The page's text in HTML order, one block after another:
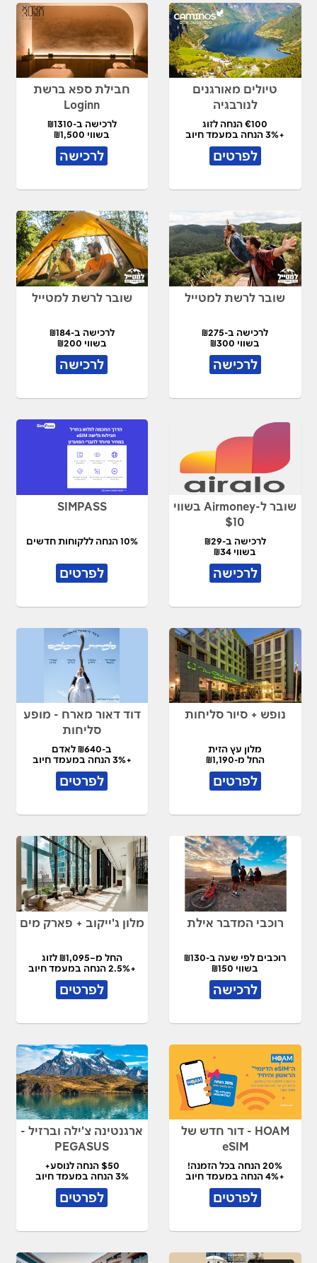
טיולים מאורגנים
לנורבגיה
€100 הנחה לזוג
+3% הנחה במעמד חיוב
לפרטים
חבילת ספא ברשת
Loginn
לרכישה ב-₪1310
בשווי ₪1,500
לרכישה
שובר לרשת למטייל
לרכישה ב-₪275
בשווי ₪300
לרכישה
שובר לרשת למטייל
לרכישה ב-₪184
בשווי ₪200
לרכישה
שובר ל-Airmoney בשווי
$10
לרכישה ב-₪29
בשווי ₪34
לרכישה
SIMPASS
10% הנחה ללקוחות חדשים
לפרטים
נופש + סיור סליחות
מלון עץ הזית
החל מ-₪1,190
לפרטים
דוד דאור מארח - מופע
סליחות
ב-₪640 לאדם
+3% הנחה במעמד חיוב
לפרטים
רוכבי המדבר אילת
רוכבים לפי שעה ב-₪130
בשווי ₪150
לרכישה
מלון ג'ייקוב + פארק מים
החל מ–₪1,095 לזוג
+2.5% הנחה במעמד חיוב
לפרטים
HOAM - דור חדש של
eSIM
20% הנחה בכל הזמנה!
+4% הנחה במעמד חיוב
לפרטים
ארגנטינה צ'ילה וברזיל -
PEGASUS
$50 הנחה לנוסע+
3% הנחה במעמד חיוב
לפרטים